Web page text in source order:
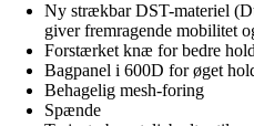
Ny strækbar DST-materiel
giver fremragende mobilitet
Forstærket knæ for bedre
Bagpanel i 600D for øget
Behagelig mesh-foring
Spænde